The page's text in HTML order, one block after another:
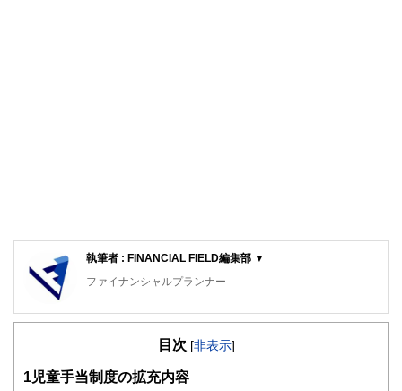
執筆者 : FINANCIAL FIELD編集部 ▼
ファイナンシャルプランナー
FinancialField編集部は、金融、経済に関する記事を、日々
知識がない方でも理解できるようわかりやすく発信していま
目次 [非表示]
1児童手当制度の拡充内容